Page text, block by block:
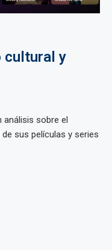
cultural y
análisis sobre el
sus películas y series